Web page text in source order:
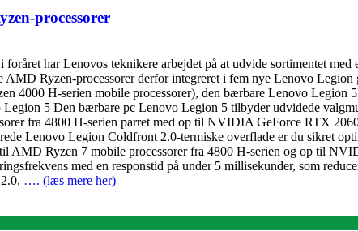
processorer
har Lenovos teknikere arbejdet på at udvide sortimentet
Ryzen-processorer derfor integreret i fem nye Lenovo Legion
4000 H-serien mobile processorer), den bærbare Lenovo
5 Den bærbare pc Lenovo Legion 5 tilbyder udvidede
fra 4800 H-serien parret med op til NVIDIA GeForce RTX
Lenovo Legion Coldfront 2.0-termiske overflade er du sikret
AMD Ryzen 7 mobile processorer fra 4800 H-serien og op til
med en responstid på under 5 millisekunder, som
…. (læs mere her)